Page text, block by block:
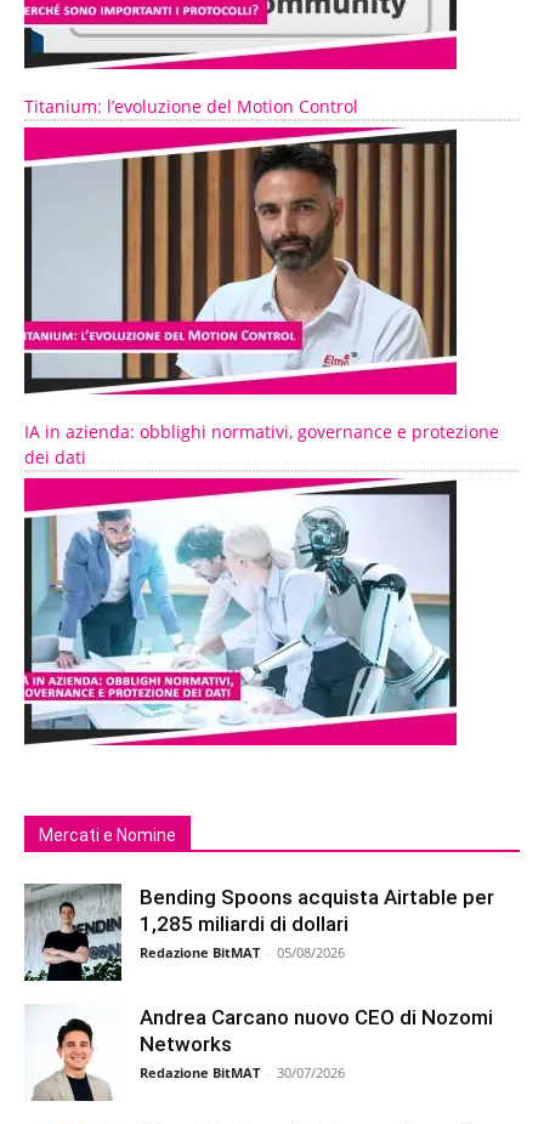
Titanium: l’evoluzione del Motion Control
IA in azienda: obblighi normativi, governance e protezione
dei dati
Mercati e Nomine
Bending Spoons acquista Airtable per
1,285 miliardi di dollari
Redazione BitMAT - 05/08/2026
Andrea Carcano nuovo CEO di Nozomi
Networks
Redazione BitMAT - 30/07/2026